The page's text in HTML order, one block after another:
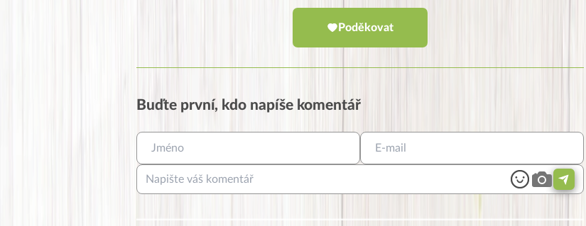
Poděkovat
Buďte první, kdo napíše komentář